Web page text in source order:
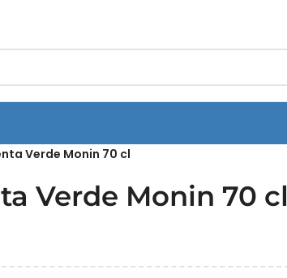
Verde Monin 70 cl
Verde Monin 70 cl